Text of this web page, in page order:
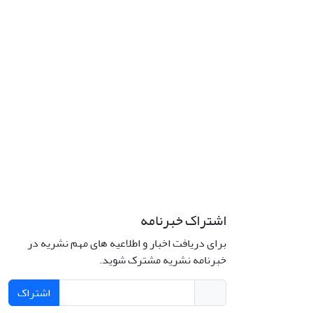
اشتراک خبرنامه
برای دریافت اخبار و اطلاعیه های مهم نشریه در
خبرنامه نشریه مشترک شوید.
اشتراک